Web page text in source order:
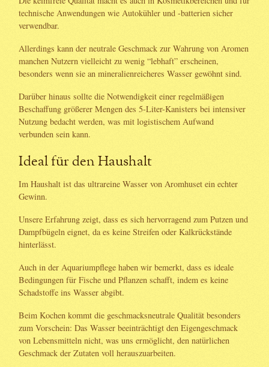
technische Anwendungen wie Autokühler und -batterien sicher
verwendbar.
Allerdings kann der neutrale Geschmack zur Wahrung von Aromen
manchen Nutzern vielleicht zu wenig “lebhaft” erscheinen,
besonders wenn sie an mineralienreicheres Wasser gewöhnt sind.
Darüber hinaus sollte die Notwendigkeit einer regelmäßigen
Beschaffung größerer Mengen des 5-Liter-Kanisters bei intensiver
Nutzung bedacht werden, was mit logistischem Aufwand
verbunden sein kann.
Ideal für den Haushalt
Im Haushalt ist das ultrareine Wasser von Aromhuset ein echter
Gewinn.
Unsere Erfahrung zeigt, dass es sich hervorragend zum Putzen und
Dampfbügeln eignet, da es keine Streifen oder Kalkrückstände
hinterlässt.
Auch in der Aquariumpflege haben wir bemerkt, dass es ideale
Bedingungen für Fische und Pflanzen schafft, indem es keine
Schadstoffe ins Wasser abgibt.
Beim Kochen kommt die geschmacksneutrale Qualität besonders
zum Vorschein: Das Wasser beeinträchtigt den Eigengeschmack
von Lebensmitteln nicht, was uns ermöglicht, den natürlichen
Geschmack der Zutaten voll herauszuarbeiten.